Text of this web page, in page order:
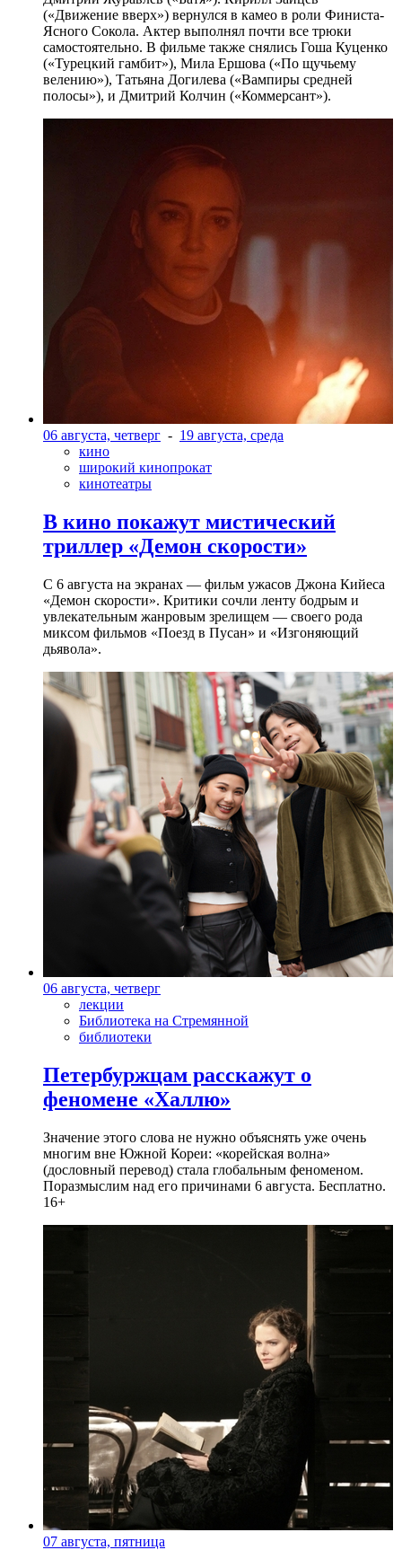
(«Движение вверх») вернулся в камео в роли Финиста-
Ясного Сокола. Актер выполнял почти все трюки
самостоятельно. В фильме также снялись Гоша Куценко
(«Турецкий гамбит»), Мила Ершова («По щучьему
велению»), Татьяна Догилева («Вампиры средней
полосы»), и Дмитрий Колчин («Коммерсант»).
06 августа, четверг - 19 августа, среда
кино
широкий кинопрокат
кинотеатры
В кино покажут мистический
триллер «Демон скорости»
С 6 августа на экранах — фильм ужасов Джона Кийеса
«Демон скорости». Критики сочли ленту бодрым и
увлекательным жанровым зрелищeм — своего рода
миксом фильмов «Поезд в Пусан» и «Изгоняющий
дьявола».
06 августа, четверг
лекции
Библиотека на Стремянной
библиотеки
Петербуржцам расскажут о
феномене «Халлю»
Значение этого слова не нужно объяснять уже очень
многим вне Южной Кореи: «корейская волна»
(дословный перевод) стала глобальным феноменом.
Поразмыслим над его причинами 6 августа. Бесплатно.
16+
07 августа, пятница